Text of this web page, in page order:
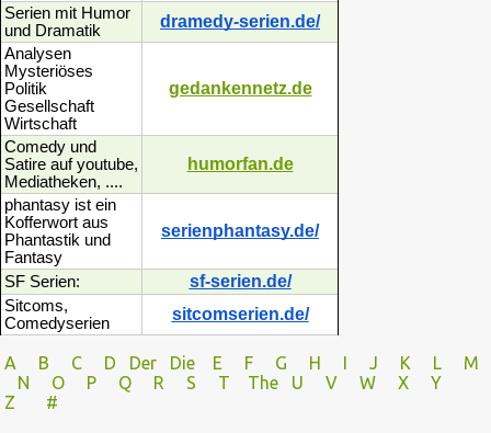
Serien mit Humor
und Dramatik
dramedy-serien.de/
Analysen
Mysteriöses
Politik
Gesellschaft
Wirtschaft
gedankennetz.de
Comedy und
Satire auf youtube,
Mediatheken, ....
humorfan.de
phantasy ist ein
Kofferwort aus
Phantastik und
Fantasy
serienphantasy.de/
SF Serien: sf-serien.de/
Sitcoms,
Comedyserien
sitcomserien.de/
A B C D Der Die E F G H I J K L
M
N
O P Q R S T The U V
W X Y
Z
#